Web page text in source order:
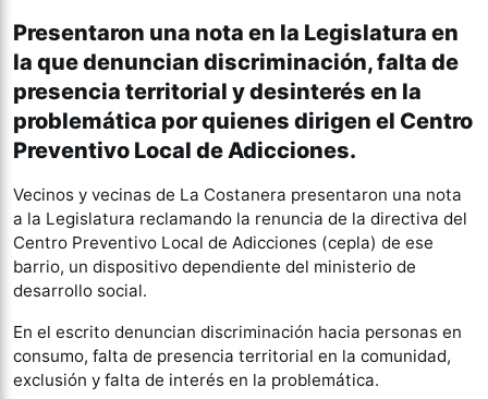
Presentaron una nota en la Legislatura en
la que denuncian discriminación, falta de
presencia territorial y desinterés en la
problemática por quienes dirigen el Centro
Preventivo Local de Adicciones.
Vecinos y vecinas de La Costanera presentaron una nota
a la Legislatura reclamando la renuncia de la directiva del
Centro Preventivo Local de Adicciones (cepla) de ese
barrio, un dispositivo dependiente del ministerio de
desarrollo social.
En el escrito denuncian discriminación hacia personas en
consumo, falta de presencia territorial en la comunidad,
exclusión y falta de interés en la problemática.